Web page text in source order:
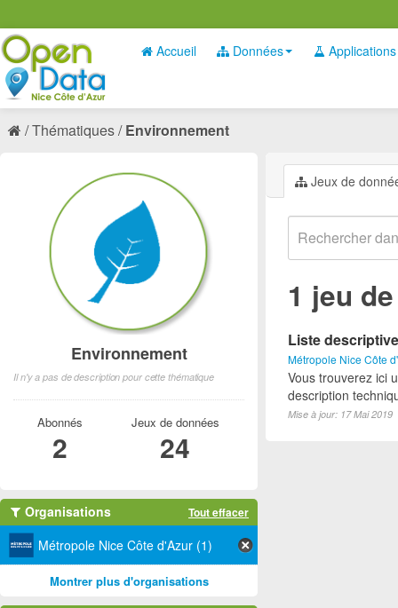
Accueil Données Applications
Thématiques Environnement
Jeux de
1 jeu
Liste
Métropole Nice Côte
Vous trouverez ici
description
Mise à jour: 17 Mai 2019
Environnement
Il n'y a pas de description pour cette thématique
Abonnés
2
Jeux de données
24
Organisations Tout effacer
Métropole Nice Côte d'Azur (1)
Montrer plus d'organisations